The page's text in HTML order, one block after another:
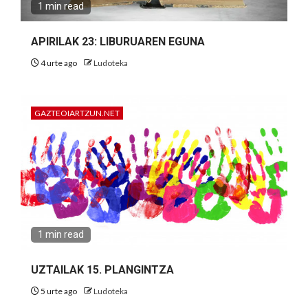
1 min read
APIRILAK 23: LIBURUAREN EGUNA
4 urte ago Ludoteka
GAZTEOIARTZUN.NET
1 min read
UZTAILAK 15. PLANGINTZA
5 urte ago Ludoteka